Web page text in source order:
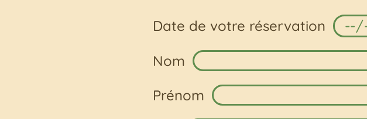
Date de votre réservation
Nom
Prénom